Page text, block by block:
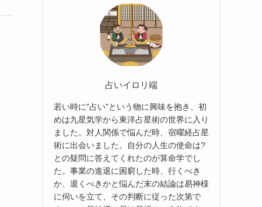
占いイロリ端
若い時に"占い"という物に興味を抱き、初
めは九星気学から東洋占星術の世界に入り
ました。対人関係で悩んだ時、宿曜経占星
術に出会いました。自分の人生の使命は?
との疑問に答えてくれたのが算命学でし
た。事業の進退に困窮した時、行くべき
か、退くべきかと悩んだ末の結論は易神様
に伺いを立て、その判断に従った次第で